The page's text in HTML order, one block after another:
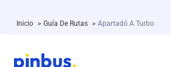
Inicio > Guía De Rutas > Apartadó A Turbo